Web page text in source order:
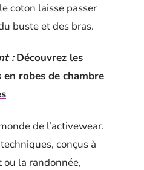
coton laisse passer
buste et des bras.
: Découvrez les
robes de chambre
de l’activewear.
conçus à
ou la randonnée,